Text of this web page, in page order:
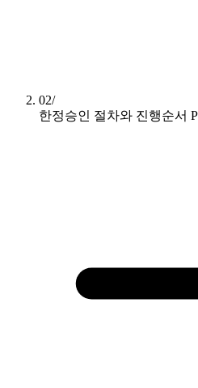
02/
한정승인 절차와 진행순서